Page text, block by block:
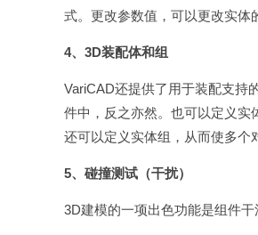
式。更改参数值，可以更改实体
4、3D装配体和组
VariCAD还提供了用于装配支持
件中，反之亦然。也可以定义实
还可以定义实体组，从而使多个
5、碰撞测试（干扰）
3D建模的一项出色功能是组件